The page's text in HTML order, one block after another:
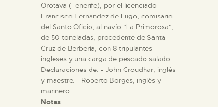
Orotava (Tenerife), por el licenciado
Francisco Fernández de Lugo, comisario
del Santo Oficio, al navío "La Primorosa",
de 50 toneladas, procedente de Santa
Cruz de Berbería, con 8 tripulantes
ingleses y una carga de pescado salado.
Declaraciones de: - John Croudhar, inglés
y maestre. - Roberto Borges, inglés y
marinero.
Notas: